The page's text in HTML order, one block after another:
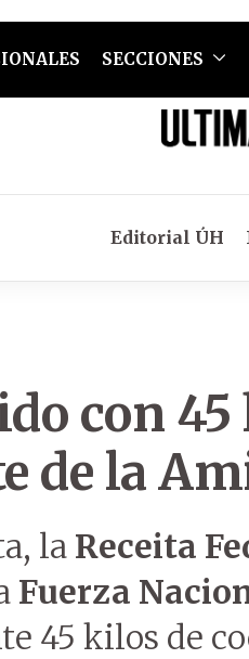
SECCIONES
Editorial ÚH
con
de la
la Receita
Fuerza
45 kilos de